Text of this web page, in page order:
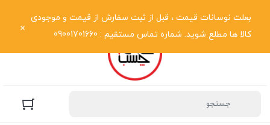
بعلت نوسانات قیمت ، قبل از ثبت سفارش از قیمت و موجودی
کالا ها مطلع شوید. شماره تماس مستقیم : 09001701660